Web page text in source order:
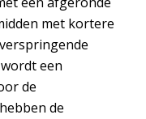
met kortere
een
de
de